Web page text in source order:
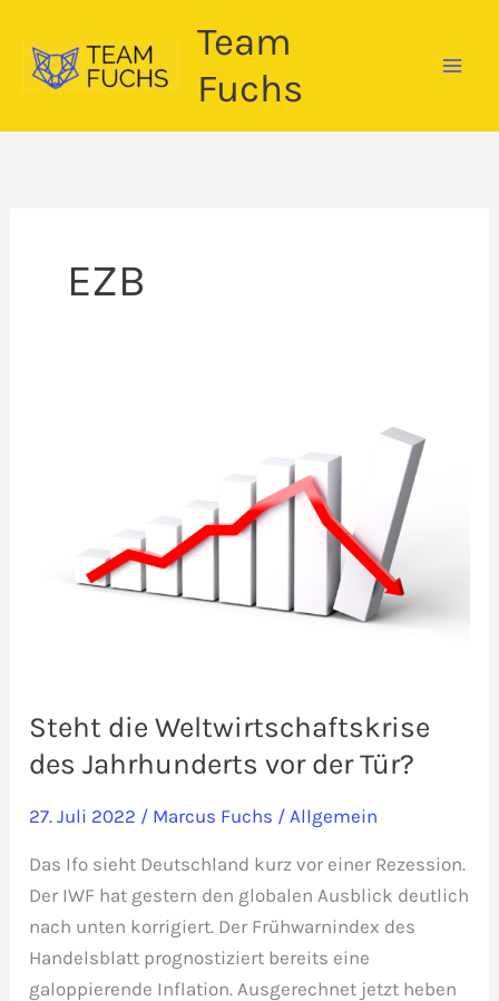
Inhalt
springen
Team
Fuchs
EZB
Steht die Weltwirtschaftskrise
des Jahrhunderts vor der Tür?
27. Juli 2022 / Marcus Fuchs / Allgemein
Das Ifo sieht Deutschland kurz vor einer Rezession.
Der IWF hat gestern den globalen Ausblick deutlich
nach unten korrigiert. Der Frühwarnindex des
Handelsblatt prognostiziert bereits eine
galoppierende Inflation. Ausgerechnet jetzt heben